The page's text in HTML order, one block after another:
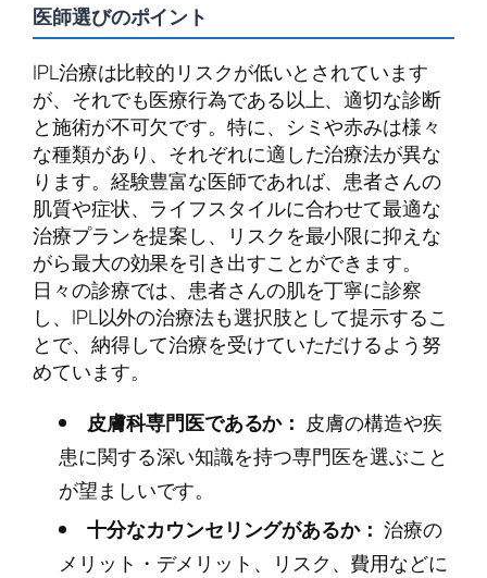
医師選びのポイント
IPL治療は比較的リスクが低いとされています
が、それでも医療行為である以上、適切な診断
と施術が不可欠です。特に、シミや赤みは様々
な種類があり、それぞれに適した治療法が異な
ります。経験豊富な医師であれば、患者さんの
肌質や症状、ライフスタイルに合わせて最適な
治療プランを提案し、リスクを最小限に抑えな
がら最大の効果を引き出すことができます。
日々の診療では、患者さんの肌を丁寧に診察
し、IPL以外の治療法も選択肢として提示するこ
とで、納得して治療を受けていただけるよう努
めています。
皮膚科専門医であるか： 皮膚の構造や疾
患に関する深い知識を持つ専門医を選ぶこと
が望ましいです。
十分なカウンセリングがあるか： 治療の
メリット・デメリット、リスク、費用などに